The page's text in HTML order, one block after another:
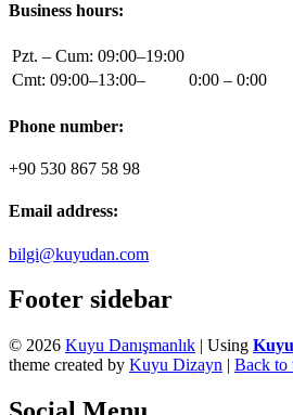
Business hours:
Pzt. – Cum: 09:00–19:00
Cmt: 09:00–13:00–
0:00 – 0:00
Phone number:
+90 530 867 58 98
Email address:
bilgi@kuyudan.com
Footer sidebar
© 2026 Kuyu Danışmanlık | Using Kuyu
theme created by Kuyu Dizayn | Back to